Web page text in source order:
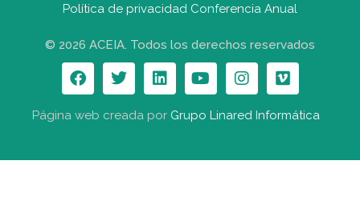
Política de privacidad Conferencia Anual
© 2026 ACEIA. Todos los derechos reservados
Página web creada por Grupo Linared Informática